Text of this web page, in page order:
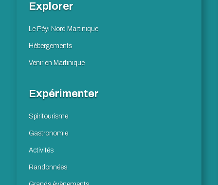
Explorer
Le Péyi Nord Martinique
Hébergements
Venir en Martinique
Expérimenter
Spiritourisme
Gastronomie
Activités
Randonnées